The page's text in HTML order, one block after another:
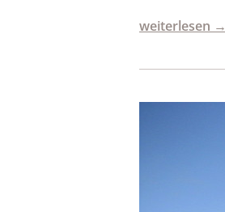
weiterlesen →